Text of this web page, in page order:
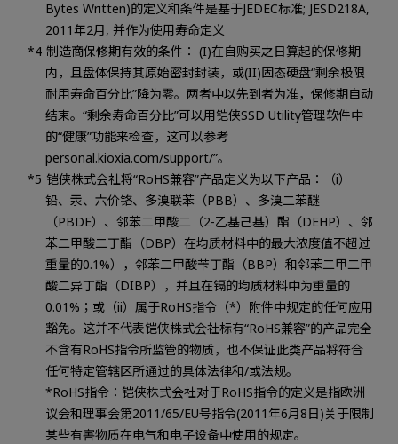
Bytes Written)的定义和条件是基于JEDEC标准; JESD218A,
2011年2月, 并作为使用寿命定义
制造商保修期有效的条件： (I)在自购买之日算起的保修期
内，且盘体保持其原始密封封装，或(II)固态硬盘“剩余极限
耐用寿命百分比”降为零。两者中以先到者为准，保修期自动
结束。“剩余寿命百分比”可以用铠侠SSD Utility管理软件中
的“健康”功能来检查，这可以参考
personal.kioxia.com/support/”。
铠侠株式会社将“RoHS兼容”产品定义为以下产品：（i）
铅、汞、六价铬、多溴联苯（PBB）、多溴二苯醚
（PBDE）、邻苯二甲酸二（2-乙基己基）酯（DEHP）、邻
苯二甲酸二丁酯（DBP）在均质材料中的最大浓度值不超过
重量的0.1%），邻苯二甲酸苄丁酯（BBP）和邻苯二甲二甲
酸二异丁酯（DIBP），并且在镉的均质材料中为重量的
0.01%；或（ii）属于RoHS指令（*）附件中规定的任何应用
豁免。这并不代表铠侠株式会社标有“RoHS兼容”的产品完全
不含有RoHS指令所监管的物质，也不保证此类产品将符合
任何特定管辖区所通过的具体法律和/或法规。
*RoHS指令：铠侠株式会社对于RoHS指令的定义是指欧洲
议会和理事会第2011/65/EU号指令(2011年6月8日)关于限制
某些有害物质在电气和电子设备中使用的规定。